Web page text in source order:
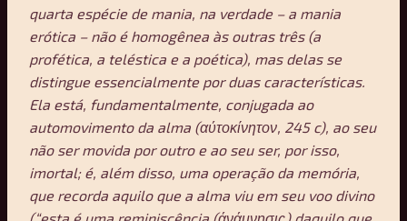
quarta espécie de mania, na verdade – a mania
erótica – não é homogênea às outras três (a
profética, a teléstica e a poética), mas delas se
distingue essencialmente por duas características.
Ela está, fundamentalmente, conjugada ao
automovimento da alma (αύτοκίνητον, 245 c), ao seu
não ser movida por outro e ao seu ser, por isso,
imortal; é, além disso, uma operação da memória,
que recorda aquilo que a alma viu em seu voo divino
(“esta é uma reminiscência (άνάμνησις) daquilo que